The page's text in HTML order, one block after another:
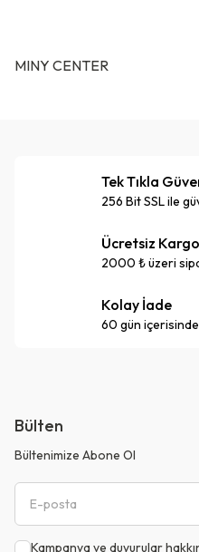
MINY CENTER
Tek Tıkla
256 Bit SSL ile
Ücretsiz Kargo
2000 ₺ üzeri
Kolay İade
60 gün
Bülten
Bültenimize Abone Ol
Kampanya ve duyurular